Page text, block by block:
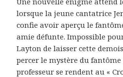
lorsque la jeune cantatrice
confie avoir aperçu le
amie défunte. Impossible
Layton de laisser cette
percer le mystère du fantôme
professeur se rendent au «